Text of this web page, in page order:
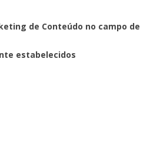
de Conteúdo no campo de
estabelecidos